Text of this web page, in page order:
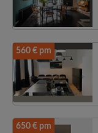
560 € pm
650 € pm